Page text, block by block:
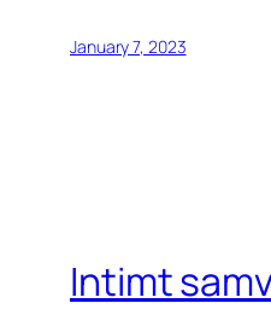
January 7, 2023
Intimt